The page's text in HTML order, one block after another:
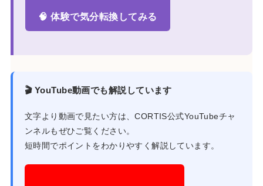
🧠 体験で気分転換してみる
🎬 YouTube動画でも解説しています
文字より動画で見たい方は、CORTIS公式YouTubeチャ
ンネルもぜひご覧ください。
短時間でポイントをわかりやすく解説しています。